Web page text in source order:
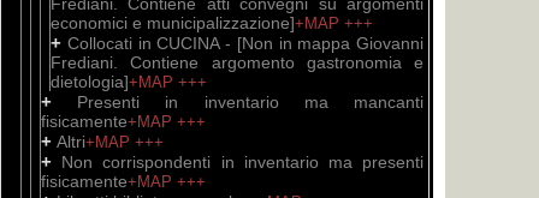
economici e municipalizzazione]+MAP +++
+ Collocati in CUCINA - [Non in mappa Giovanni
Frediani. Contiene argomento gastronomia e
dietologia]+MAP +++
+ Presenti in inventario ma mancanti
fisicamente+MAP +++
+ Altri+MAP +++
+ Non corrispondenti in inventario ma presenti
fisicamente+MAP +++